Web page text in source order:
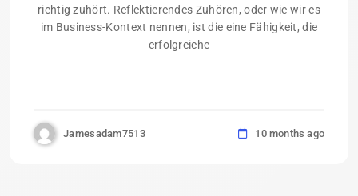
richtig zuhört. Reflektierendes Zuhören, oder wie wir es
im Business-Kontext nennen, ist die eine Fähigkeit, die
erfolgreiche
Jamesadam7513 10 months ago